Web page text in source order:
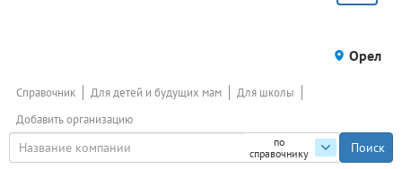
Орел
по
справочнику
Справочник Для детей и будущих мам
Для школы
Добавить организацию